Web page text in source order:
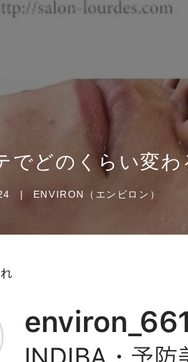
でどのくらい変わ
| ENVIRON（エンビロン）